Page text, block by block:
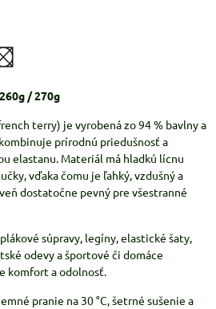
/ 270g
terry) je vyrobená zo 94 % bavlny a
prírodnú priedušnosť a
elastanu. Materiál má hladkú lícnu
vďaka čomu je ľahký, vzdušný a
dostatočne pevný pre všestranné
súpravy, legíny, elastické šaty,
odevy a športové či domáce
komfort a odolnosť.
pranie na 30 °C, šetrné sušenie a